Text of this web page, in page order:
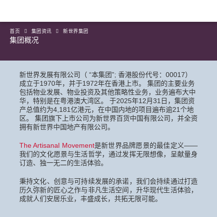
首页 集团资讯 新世界集团
集团概况
新世界发展有限公司（ “本集团”; 香港股份代号：00017）
成立于1970年，并于1972年在香港上市。 集团的主要业务
包括物业发展、物业投资及其他策略性业务，业务遍布大中
华，特别是在粤港澳大湾区。 于2025年12月31日，集团资
产总值约为4,181亿港元，在中国内地的项目遍布逾21个地
区。 集团旗下上市公司为新世界百货中国有限公司，并全资
拥有新世界中国地产有限公司。
The Artisanal Movement是新世界品牌愿景的最佳定义——
我们的文化愿景与生活哲学，通过发挥无限想像，呈献量身
订造、独一无二的生活体验。
秉持文化、创意与可持续发展的承诺，我们会持续通过打造
历久弥新的匠心之作与非凡生活空间，升华现代生活体验，
成就人们安居乐业，丰盛成长，共拓无限可能。